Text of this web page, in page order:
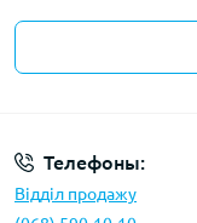
Телефоны:
Відділ продажу